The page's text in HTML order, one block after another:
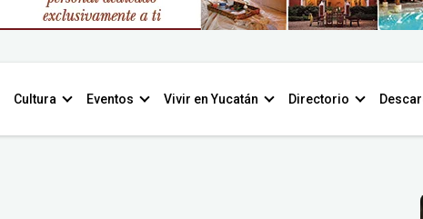
Cultura Eventos Vivir en Yucatán Directorio